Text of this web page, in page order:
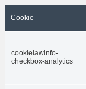
Cookie
cookielawinfo-
checkbox-analytics